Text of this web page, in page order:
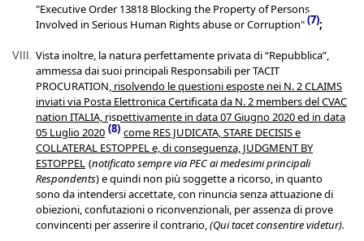
"Executive Order 13818 Blocking the Property of Persons
Involved in Serious Human Rights abuse or Corruption"(7);
Vista inoltre, la natura perfettamente privata di “Repubblica”,
ammessa dai suoi principali Responsabili per TACIT
PROCURATION, risolvendo le questioni esposte nei N. 2 CLAIMS
inviati via Posta Elettronica Certificata da N. 2 members del CVAC
nation ITALIA, rispettivamente in data 07 Giugno 2020 ed in data
05 Luglio 2020 (8) come RES JUDICATA, STARE DECISIS e
COLLATERAL ESTOPPEL e, di conseguenza, JUDGMENT BY
ESTOPPEL (notificato sempre via PEC ai medesimiprincipali
Respondents)e quindi non più soggette a ricorso, in quanto
sono da intendersi accettate, con rinuncia senza attuazione di
obiezioni, confutazioni o riconvenzionali, per assenza di prove
convincenti per asserire il contrario,(Qui tacet consentire videtur).